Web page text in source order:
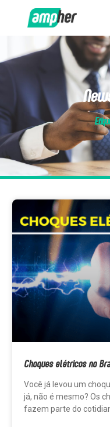
Choques elétricos no
Você já levou um
já, não é mesmo? Os
fazem parte do